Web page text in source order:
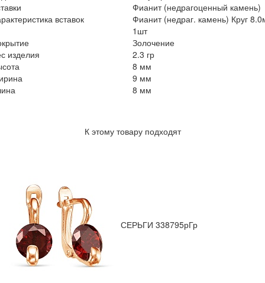
Фианит (недрагоценный камень)
вставок
Фианит (недраг. камень) Круг
1шт
Золочение
изделия
2.3 гр
8 мм
9 мм
8 мм
К этому товару подходят
СЕРЬГИ 338795рГр